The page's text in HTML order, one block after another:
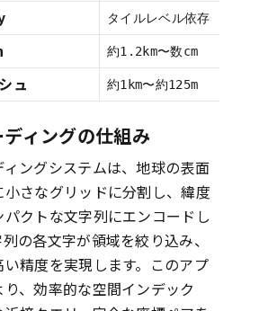
タイルレベル依存
約1.2km〜数cm
ュ 約1km〜約125m
ィングの仕組み
ィングシステムは、地球の表面
小さなグリッドに分割し、緯度
クトな文字列にエンコードし
の各文字が領域を絞り込み、
精度を実現します。このアプ
り、効率的な空間インデック